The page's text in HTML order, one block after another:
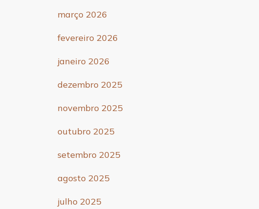
março 2026
fevereiro 2026
janeiro 2026
dezembro 2025
novembro 2025
outubro 2025
setembro 2025
agosto 2025
julho 2025